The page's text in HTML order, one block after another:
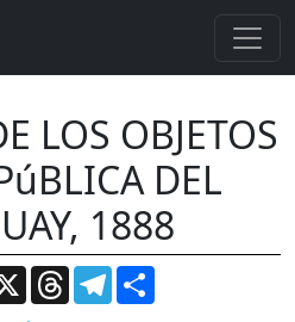
LOS OBJETOS
DEL
1888
X ThreadsTelegram